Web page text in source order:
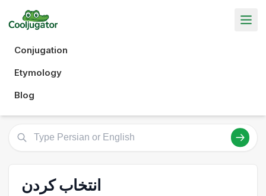
Conjugation
Etymology
Blog
انتخاب کردن